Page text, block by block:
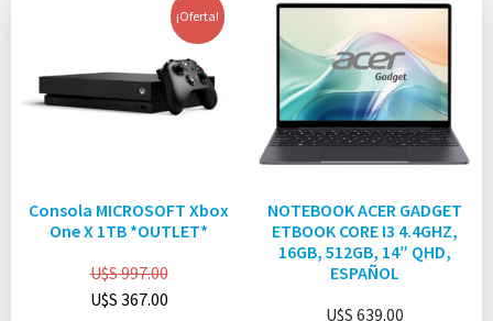
¡Oferta!
Consola MICROSOFT Xbox
One X 1TB *OUTLET*
U$S997.00
U$S 367.00
NOTEBOOK ACER GADGET
ETBOOK CORE I3 4.4GHZ,
16GB, 512GB, 14″ QHD,
ESPAÑOL
U$S 639.00